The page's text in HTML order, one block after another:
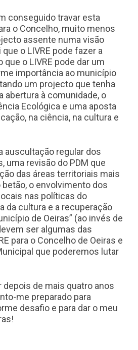
conseguido travar esta
o Concelho, muito menos
assente numa visão
o LIVRE pode fazer a
o LIVRE pode dar um
importância ao município
um projecto que tenha
abertura à comunidade, o
Ecológica e uma aposta
na ciência, na cultura e
auscultação regular dos
uma revisão do PDM que
das áreas territoriais mais
o envolvimento dos
nas políticas do
da cultura e a recuperação
de Oeiras” (ao invés de
ser algumas das
para o Concelho de Oeiras e
que poderemos lutar
de mais quatro anos
me preparado para
desafio e para dar o meu